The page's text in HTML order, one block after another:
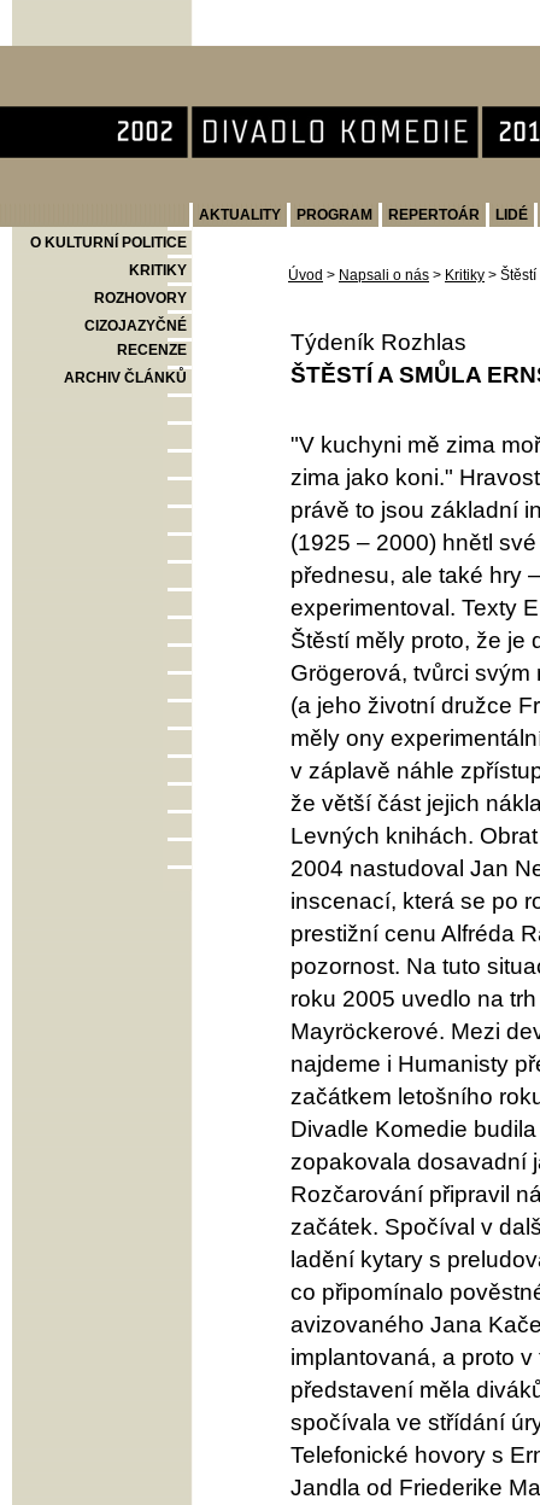
AKTUALITY PROGRAM REPERTOÁR
LIDÉ
O KULTURNÍ POLITICE
KRITIKY
ROZHOVORY
CIZOJAZYČNÉ
RECENZE
ARCHIV ČLÁNKŮ
Úvod > Napsali o nás > Kritiky > Štěstí
Týdeník Rozhlas
ŠTĚSTÍ A SMŮLA
"V kuchyni mě zima
zima jako koni."
právě to jsou základní
(1925 – 2000) hnětl
přednesu, ale také hry
experimentoval. Texty
Štěstí měly proto, že je
Grögerová, tvůrci
(a jeho životní družce
měly ony
v záplavě náhle
že větší část jejich
Levných knihách.
2004 nastudoval Jan
inscenací, která se po
prestižní cenu Alfréda
pozornost. Na tuto
roku 2005 uvedlo na
Mayröckerové. Mezi
najdeme i Humanisty
začátkem letošního
Divadle Komedie
zopakovala dosavadní
Rozčarování připravil
začátek. Spočíval v
ladění kytary s
co připomínalo
avizovaného Jana
implantovaná, a proto
představení měla
spočívala ve střídání
Telefonické hovory s
Jandla od Friederike